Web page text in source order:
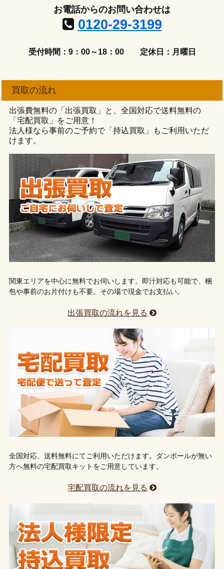
お電話からのお問い合わせは
0120-29-3199
受付時間：9：00～18：00 定休日：月曜日
買取の流れ
出張費無料の「出張買取」と、全国対応で送料無料の
「宅配買取」をご用意！
法人様なら事前のご予約で「持込買取」もご利用いただ
けます。
関東エリアを中心に無料でお伺いします。即汁対応も可能で、梱
包や事前のお片付けも不要。その場で現金でお支払い。
出張買取の流れを見る
全国対応、送料無料にてご利用いただけます。ダンボールが無い
方へ無料の宅配買取キットをご用意しています。
宅配買取の流れを見る